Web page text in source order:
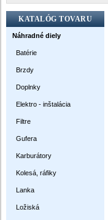
KATALÓG TOVARU
Náhradné diely
Batérie
Brzdy
Doplnky
Elektro - inštalácia
Filtre
Gufera
Karburátory
Kolesá, ráfiky
Lanka
Ložiská